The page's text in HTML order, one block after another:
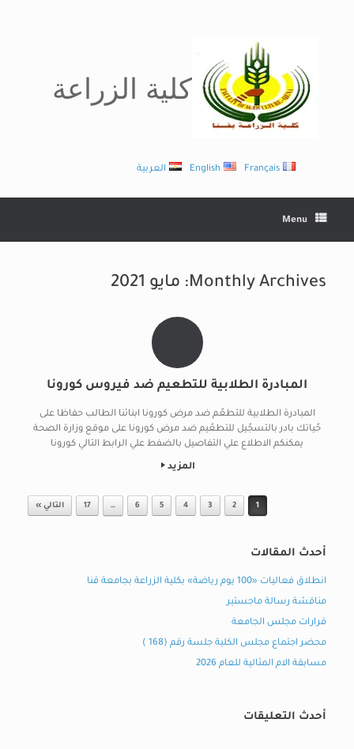
كلية الزراعة
العربية English Français
Menu
Monthly Archives: مايو 2021
المبادرة الطلابية للتطعيم ضد فيروس كورونا
المبادرة الطلابية للتطعٌم ضد مرض كورونا ابنائنا الطالب حفاظا على
حٌياتك بادر بالتسجٌيل للتطعٌيم ضد مرض كورونا على موقع وزارة الصحة
يمكنكم الاطلاع علي التفاصيل بالضفط علي الرابط التالي كورونا
المزيد
1
2
3
4
5
6
…
17 التالي »
أحدث المقالات
انطلاق فعاليات «100 يوم رياضة» بكلية الزراعة بجامعة قنا
مناقشة رسالة ماجستير
قرارات مجلس الجامعة
محضر اجتماع مجلس الكلية جلسة رقم (168 )
مسابقة الام المثالية للعام 2026
أحدث التعليقات